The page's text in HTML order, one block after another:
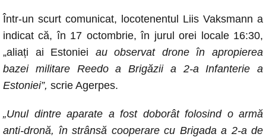
k
Într-un scurt comunicat, locotenentul Liis Vaksmann a
indicat că, în 17 octombrie, în jurul orei locale 16:30,
„aliați ai Estoniei au observat drone în apropierea
bazei militare Reedo a Brigăzii a 2-a Infanterie a
Estoniei”, scrie Agerpes.
„Unul dintre aparate a fost doborât folosind o armă
anti-dronă, în strânsă cooperare cu Brigada a 2-a de